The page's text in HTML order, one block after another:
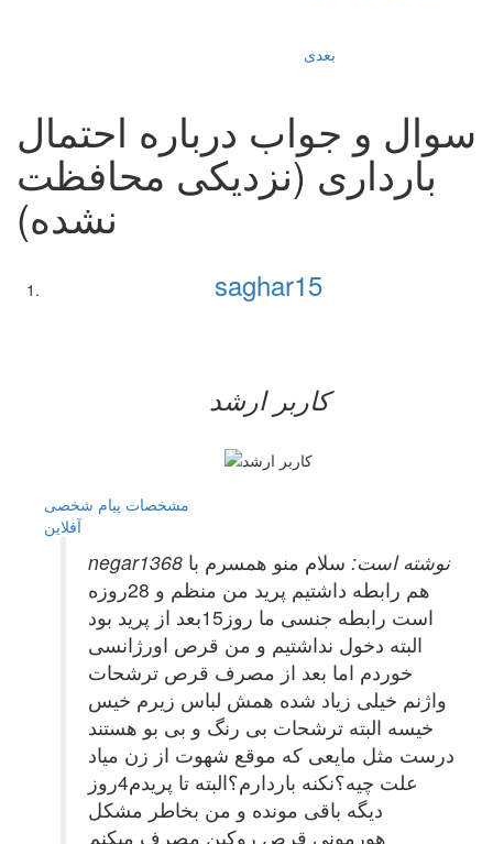
بعدی
سوال و جواب درباره احتمال
بارداری (نزدیکی محافظت
نشده)
saghar15
کاربر ارشد
مشخصات پیام شخصی
آفلاين
negar1368 نوشته است: سلام منو همسرم با
هم رابطه داشتیم پرید من منظم و 28روزه
است رابطه جنسی ما روز15بعد از پرید بود
البته دخول نداشتیم و من قرص اورژانسی
خوردم اما بعد از مصرف قرص ترشحات
واژنم خیلی زیاد شده همش لباس زیرم خیس
خیسه البته ترشحات بی رنگ و بی بو هستند
درست مثل مایعی که موقع شهوت از زن میاد
علت چیه؟نکنه باردارم؟البته تا پریدم4روز
دیگه باقی مونده و من بخاطر مشکل
هورمونی قرص روکین مصرف میکنم